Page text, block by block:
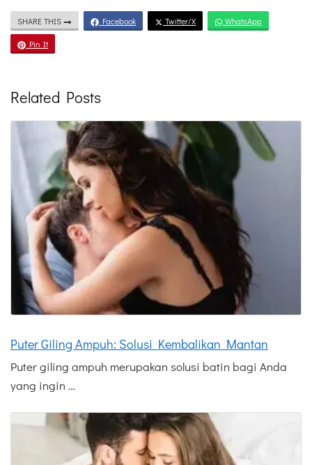
SHARE THIS Facebook Twitter/X WhatsApp
Pin It
Related Posts
Puter Giling Ampuh: Solusi Kembalikan Mantan
Puter giling ampuh merupakan solusi batin bagi Anda
yang ingin …